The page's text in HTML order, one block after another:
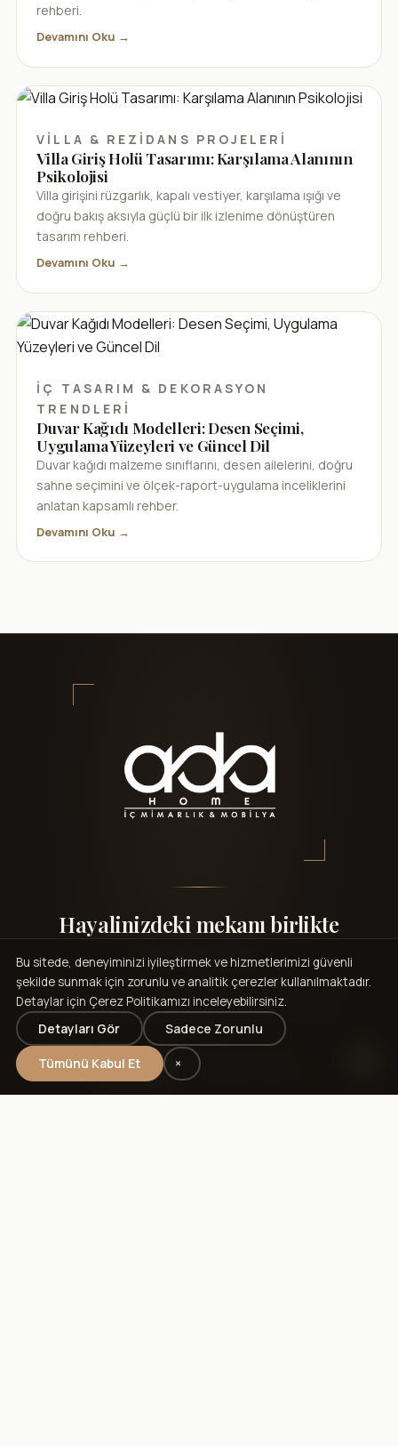
rehberi.
Devamını Oku →
VILLA & REZIDANS PROJELERI
Villa Giriş Holü Tasarımı: Karşılama Alanının
Psikolojisi
Villa girişini rüzgarlık, kapalı vestiyer, karşılama ışığı ve
doğru bakış aksıyla güçlü bir ilk izlenime dönüştüren
tasarım rehberi.
Devamını Oku →
İÇ TASARIM & DEKORASYON
TRENDLERI
Duvar Kağıdı Modelleri: Desen Seçimi,
Uygulama Yüzeyleri ve Güncel Dil
Duvar kağıdı malzeme sınıflarını, desen ailelerini, doğru
sahne seçimini ve ölçek-raport-uygulama inceliklerini
anlatan kapsamlı rehber.
Devamını Oku →
Hayalinizdeki mekanı birlikte
tasarlayalım
Keşif görüşmesi ücretsizdir — projenizi dinleyelim,
mekanınıza özel yol haritasını birlikte çıkaralım.
Teklif Al Projeleri İncele
Bu sitede, deneyiminizi iyileştirmek ve hizmetlerimizi güvenli
şekilde sunmak için zorunlu ve analitik çerezler kullanılmaktadır.
Detaylar için Çerez Politikamızı inceleyebilirsiniz.
Detayları Gör Sadece Zorunlu
Tümünü Kabul Et ×